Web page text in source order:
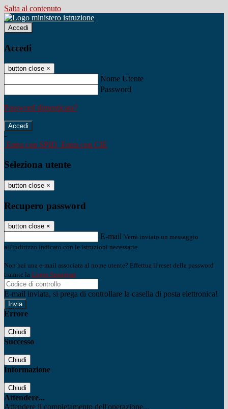
Salta al contenuto
Accedi
Accedi
button close ×
Nome Utente
Password
Password dimenticata?
-
Entra con SPID Entra con CIE
Seleziona utente
button close ×
Recupero password
button close ×
E-mail Verrà inviato un messaggio
all'indirizzo indicato con le istruzioni necessarie.
Non hai una e-mail associata al nome utente? Effettua il reset della password
tramite la Login Spaggiari
E-mail inviata, si prega di controllare la casella di posta elettronica!
Errore
Chiudi
Successo
Chiudi
Informazione
Chiudi
Attendere...
Attendere il completamento dell'operazione...